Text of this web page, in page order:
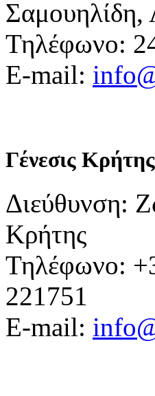
Σαμουηλίδη,
Τηλέφωνο:
E-mail:
Γένεσις Κρήτης
Διεύθυνση:
Κρήτης
Τηλέφωνο:
221751
E-mail: